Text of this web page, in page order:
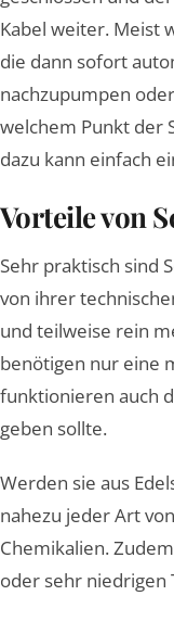
Kabel weiter. Meist
die dann sofort
nachzupumpen
welchem Punkt der
dazu kann einfach
Vorteile von
Sehr praktisch sind
von ihrer
und teilweise rein
benötigen nur eine
funktionieren auch
geben sollte.
Werden sie aus
nahezu jeder Art
Chemikalien.
oder sehr